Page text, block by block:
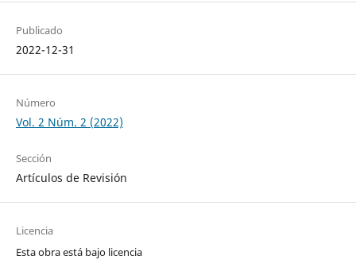
Publicado
2022-12-31
Número
Vol. 2 Núm. 2 (2022)
Sección
Artículos de Revisión
Licencia
Esta obra está bajo licencia